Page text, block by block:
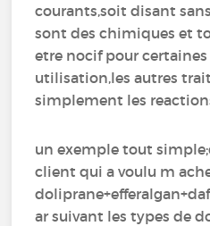
courants,soit disant
sont des chimiques et
etre nocif pour
utilisation,les autres
simplement les
un exemple tout
client qui a voulu m
ar suivant les types de